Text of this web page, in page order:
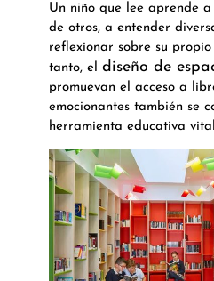
Un niño que lee aprende
de otros, a entender
reflexionar sobre su
tanto, el diseño de
promuevan el acceso a
emocionantes también se
herramienta educativa